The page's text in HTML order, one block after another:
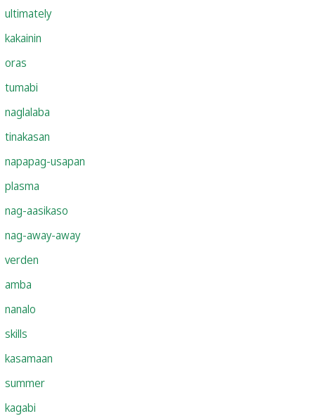
ultimately
kakainin
oras
tumabi
naglalaba
tinakasan
napapag-usapan
plasma
nag-aasikaso
nag-away-away
verden
amba
nanalo
skills
kasamaan
summer
kagabi